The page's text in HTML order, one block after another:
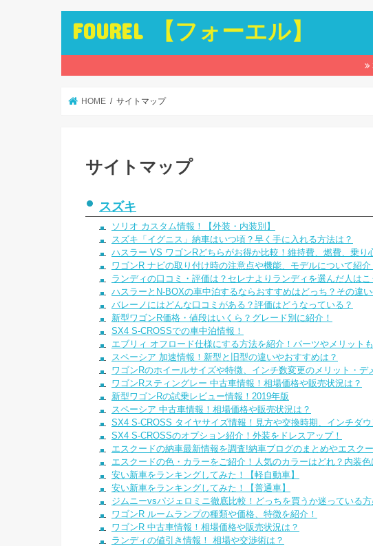
FOUREL 【フォーエル】
HOME サイトマップ
サイトマップ
スズキ
ソリオ カスタム情報！【外装・内装別】
スズキ「イグニス」納車はいつ頃？早く手に入れる方法は？
ハスラー VS ワゴンRどちらがお得か比較！維持費、燃費、乗り
ワゴンR ナビの取り付け時の注意点や機能、モデルについて紹介
ランディの口コミ・評価は？セレナよりランディを選んだ人はこ
ハスラーとN-BOXの車中泊するならおすすめはどっち？その違い
バレーノにはどんな口コミがある？評価はどうなっている？
新型ワゴンR価格・値段はいくら？グレード別に紹介！
SX4 S-CROSSでの車中泊情報！
エブリィ オフロード仕様にする方法を紹介！パーツやメリットも
スペーシア 加速情報！新型と旧型の違いやおすすめは？
ワゴンRのホイールサイズや特徴、インチ数変更のメリット・デ
ワゴンRスティングレー 中古車情報！相場価格や販売状況は？
新型ワゴンRの試乗レビュー情報！2019年版
スペーシア 中古車情報！相場価格や販売状況は？
SX4 S-CROSS タイヤサイズ情報！見方や交換時期、インチダウ
SX4 S-CROSSのオプション紹介！外装をドレスアップ！
エスクードの納車最新情報を調査!納車ブログのまとめやエスク
エスクードの色・カラーをご紹介！人気のカラーはどれ？内装色
安い新車をランキングしてみた！【軽自動車】
安い新車をランキングしてみた！【普通車】
ジムニーvsパジェロミニ徹底比較！どっちを買うか迷っている方
ワゴンR ルームランプの種類や価格、特徴を紹介！
ワゴンR 中古車情報！相場価格や販売状況は？
ランディの値引き情報！ 相場や交渉術は？